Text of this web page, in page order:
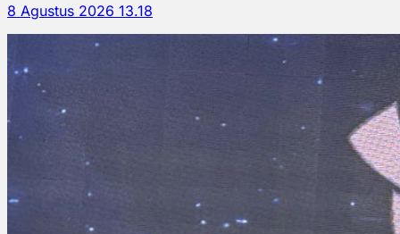
8 Agustus 2026 13.18